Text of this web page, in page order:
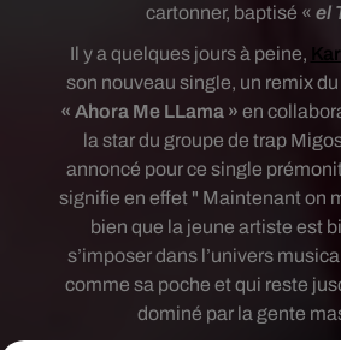
cartonner, baptisé « el
Il y a quelques jours à peine,
son nouveau single, un remix
« Ahora Me LLama » en
la star du groupe de trap
annoncé pour ce single
signifie en effet " Maintenant on
bien que la jeune artiste est
s’imposer dans l’univers
comme sa poche et qui reste
dominé par la gente